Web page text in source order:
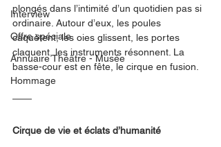
Interview
Offre spéciale
Annuaire Théâtre - Musée
Hommage
plongés dans l’intimité d’un quotidien pas si
ordinaire. Autour d’eux, les poules
caquètent, les oies glissent, les portes
claquent, les instruments résonnent. La
basse-cour est en fête, le cirque en fusion.
Cirque de vie et éclats d’humanité